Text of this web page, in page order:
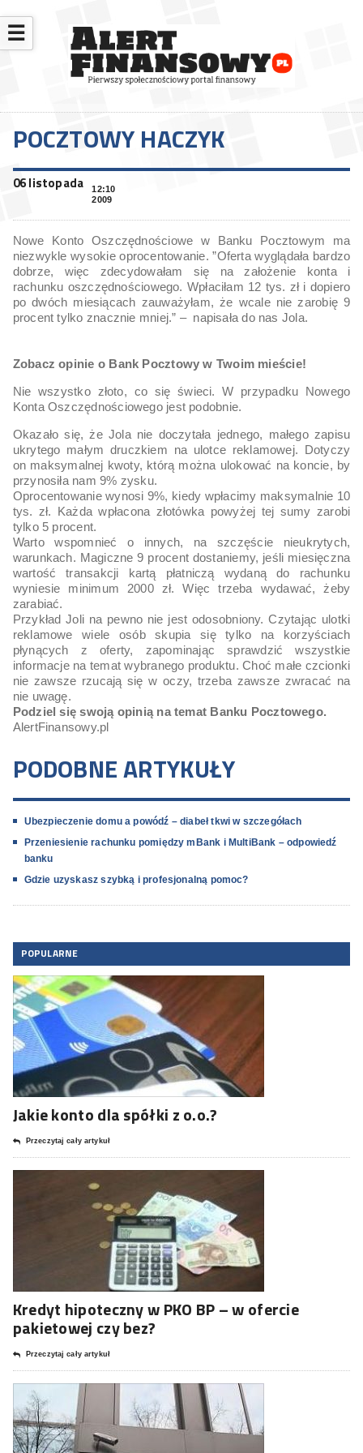
☰
POCZTOWY HACZYK
06 listopada
12:10
2009
Nowe Konto Oszczędnościowe w Banku Pocztowym ma
niezwykle wysokie oprocentowanie. ”Oferta wyglądała bardzo
dobrze, więc zdecydowałam się na założenie konta i
rachunku oszczędnościowego. Wpłaciłam 12 tys. zł i dopiero
po dwóch miesiącach zauważyłam, że wcale nie zarobię 9
procent tylko znacznie mniej.” – napisała do nas Jola.
Zobacz opinie o Bank Pocztowy w Twoim mieście!
Nie wszystko złoto, co się świeci. W przypadku Nowego
Konta Oszczędnościowego jest podobnie.
Okazało się, że Jola nie doczytała jednego, małego zapisu
ukrytego małym druczkiem na ulotce reklamowej. Dotyczy
on maksymalnej kwoty, którą można ulokować na koncie, by
przynosiła nam 9% zysku.
Oprocentowanie wynosi 9%, kiedy wpłacimy maksymalnie 10
tys. zł. Każda wpłacona złotówka powyżej tej sumy zarobi
tylko 5 procent.
Warto wspomnieć o innych, na szczęście nieukrytych,
warunkach. Magiczne 9 procent dostaniemy, jeśli miesięczna
wartość transakcji kartą płatniczą wydaną do rachunku
wyniesie minimum 2000 zł. Więc trzeba wydawać, żeby
zarabiać.
Przykład Joli na pewno nie jest odosobniony. Czytając ulotki
reklamowe wiele osób skupia się tylko na korzyściach
płynących z oferty, zapominając sprawdzić wszystkie
informacje na temat wybranego produktu. Choć małe czcionki
nie zawsze rzucają się w oczy, trzeba zawsze zwracać na
nie uwagę.
Podziel się swoją opinią na temat Banku Pocztowego.
AlertFinansowy.pl
PODOBNE ARTYKUŁY
Ubezpieczenie domu a powódź – diabeł tkwi w szczegółach
Przeniesienie rachunku pomiędzy mBank i MultiBank – odpowiedź
banku
Gdzie uzyskasz szybką i profesjonalną pomoc?
POPULARNE
Jakie konto dla spółki z o.o.?
Przeczytaj cały artykuł
Kredyt hipoteczny w PKO BP – w ofercie
pakietowej czy bez?
Przeczytaj cały artykuł